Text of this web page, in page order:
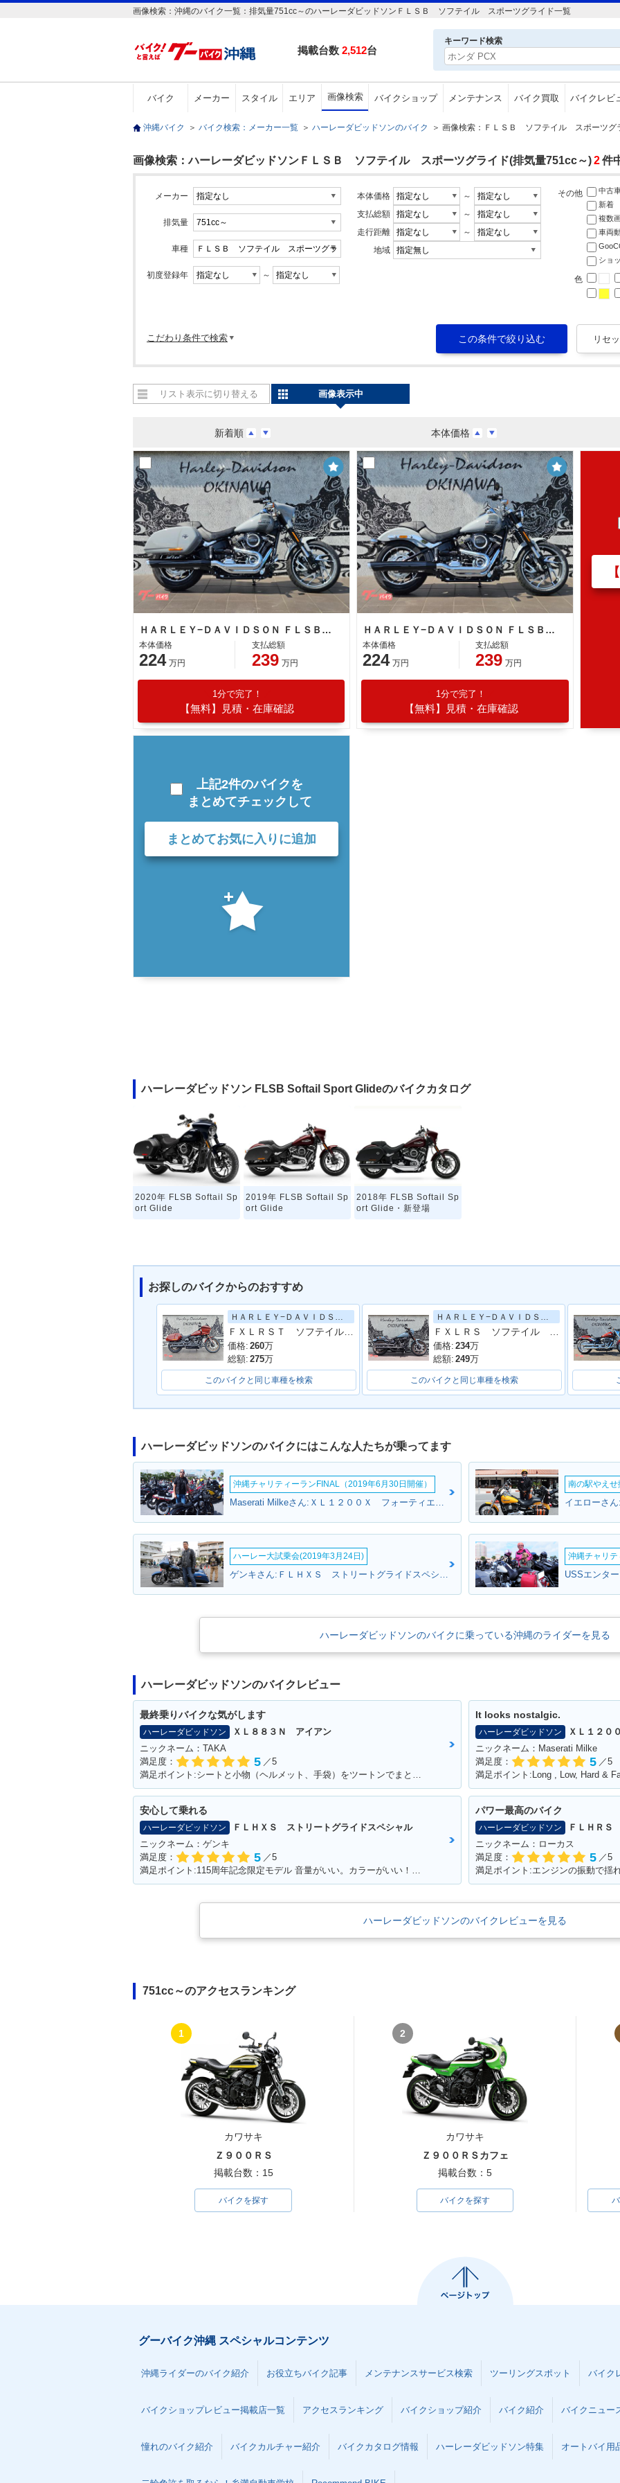
画像検索：沖縄のバイク一覧：排気量751cc～のハーレーダビッドソンＦＬＳＢ ソフテイル スポーツグライド一覧
掲載台数 2,512台
キーワード検索
バイク メーカー スタイル エリア 画像検索 バイクショップ メンテナンス バイク買取 バイクレビ
沖縄バイク ＞ バイク検索：メーカー一覧 ＞ ハーレーダビッドソンのバイク ＞ 画像検索：ＦＬＳＢ ソフテイル スポーツグ
画像検索：ハーレーダビッドソンＦＬＳＢ ソフテイル スポーツグライド(排気量751cc～)2件
メーカー
排気量
車種
初度登録年 ～
本体価格
～
支払総額
～
走行距離
～
地域
その他 中古
新着
複数
車両
ショ
色
こだわり条件で検索
新着順 本体価格
リスト表示に切り替える 画像表示中
ＨＡＲＬＥＹ−ＤＡＶＩＤＳＯＮ ＦＬＳＢ ソフテイル スポーツグライド
本体価格
224 万円
支払総額
239 万円
1分で完了！
【無料】見積・在庫確認
ＨＡＲＬＥＹ−ＤＡＶＩＤＳＯＮ ＦＬＳＢ ソフテイル スポーツグライド
本体価格
224 万円
支払総額
239 万円
1分で完了！
【無料】見積・在庫確認
上記2件のバイクを
まとめてチェックして
まとめてお気に入りに追加
ハーレーダビッドソン FLSB Softail Sport Glideのバイクカタログ
2020年 FLSB Softail Sp
ort Glide
2019年 FLSB Softail Sp
ort Glide
2018年 FLSB Softail Sp
ort Glide・新登場
お探しのバイクからのおすすめ
ＨＡＲＬＥＹ−ＤＡＶＩＤＳＯＮ
ＦＸＬＲＳＴ ソフテイル ローライダーＳＴ ２人乗り構造変更済み
価格: 260万
総額: 275万
このバイクと同じ車種を検索
ＨＡＲＬＥＹ−ＤＡＶＩＤＳＯＮ
価格: 234万
総額: 249万
このバイクと同じ車種を検索
ハーレーダビッドソンのバイクにはこんな人たちが乗ってます
沖縄チャリティーランFINAL（2019年6月30日開催） 南の駅やえせ
ハーレー大試乗会(2019年3月24日) 沖縄チャリテ
ハーレーダビッドソンのバイクに乗っている沖縄のライダーを見る
ハーレーダビッドソンのバイクレビュー
最終乗りバイクな気がします
ハーレーダビッドソン
ＸＬ８８３Ｎ アイアン
ニックネーム：TAKA
満足度：
5 ／5
It looks nostalgic.
ハーレーダビッドソン
ＸＬ１２０
ニックネーム：Maserati Milke
満足度：
5 ／5
満足ポイント:Long , Low, Hard &
安心して乗れる
ハーレーダビッドソン
ＦＬＨＸＳ ストリートグライドスペシャル
ニックネーム：ゲンキ
満足度：
5 ／5
パワー最高のバイク
ハーレーダビッドソン
ＦＬＨＲＳ
ニックネーム：ローカス
満足度：
5 ／5
満足ポイント:エンジンの振動で揺
ハーレーダビッドソンのバイクレビューを見る
751cc～のアクセスランキング
1
カワサキ
Ｚ９００ＲＳ
掲載台数：15
バイクを探す
2
カワサキ
Ｚ９００ＲＳカフェ
掲載台数：5
バイクを探す
グーバイク沖縄 スペシャルコンテンツ
沖縄ライダーのバイク紹介 お役立ちバイク記事 メンテナンスサービス検索 ツーリングスポット バイク
バイクショップレビュー掲載店一覧 アクセスランキング バイクショップ紹介 バイク紹介 バイクニュー
憧れのバイク紹介 バイクカルチャー紹介 バイクカタログ情報 ハーレーダビッドソン特集 オートバイ用